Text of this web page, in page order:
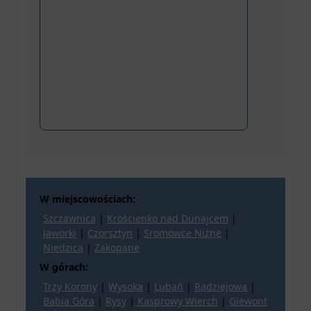
W miejscowościach:
Szczawnica | Krościenko nad Dunajcem |
Jaworki | Czorsztyn | Sromowce Niżne |
Niedzica | Zakopane
W górach:
Trzy Korony |Wysoka | Lubań | Radziejowa |
Babia Góra | Rysy | Kasprowy Wierch | Giewont